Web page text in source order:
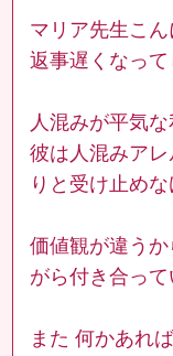
マリア先生こん
返事遅くなっ
人混みが平気
彼は人混みア
りと受け止め
価値観が違う
がら付き合って
また 何かあれ